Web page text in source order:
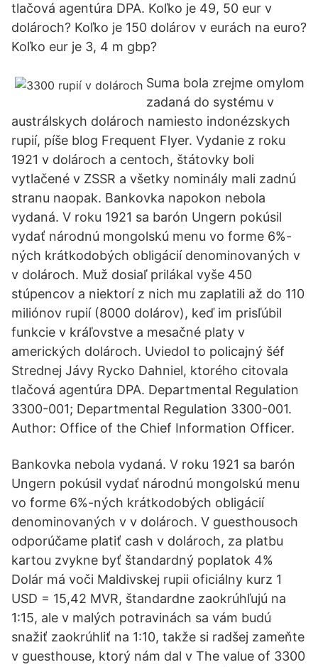
tlačová agentúra DPA. Koľko je 49, 50 eur v
dolároch? Koľko je 150 dolárov v eurách na euro?
Koľko eur je 3, 4 m gbp?
Suma bola zrejme omylom
zadaná do systému v
austrálskych dolároch namiesto indonézskych
rupií, píše blog Frequent Flyer. Vydanie z roku
1921 v dolároch a centoch, štátovky boli
vytlačené v ZSSR a všetky nominály mali zadnú
stranu naopak. Bankovka napokon nebola
vydaná. V roku 1921 sa barón Ungern pokúsil
vydať národnú mongolskú menu vo forme 6%-
ných krátkodobých obligácií denominovaných v
v dolároch. Muž dosiaľ prilákal vyše 450
stúpencov a niektorí z nich mu zaplatili až do 110
miliónov rupií (8000 dolárov), keď im prisľúbil
funkcie v kráľovstve a mesačné platy v
amerických dolároch. Uviedol to policajný šéf
Strednej Jávy Rycko Dahniel, ktorého citovala
tlačová agentúra DPA. Departmental Regulation
3300-001; Departmental Regulation 3300-001.
Author: Office of the Chief Information Officer.
Bankovka nebola vydaná. V roku 1921 sa barón
Ungern pokúsil vydať národnú mongolskú menu
vo forme 6%-ných krátkodobých obligácií
denominovaných v v dolároch. V guesthousoch
odporúčame platiť cash v dolároch, za platbu
kartou zvykne byť štandardný poplatok 4%
Dolár má voči Maldivskej rupii oficiálny kurz 1
USD = 15,42 MVR, štandardne zaokrúhľujú na
1:15, ale v malých potravinách sa vám budú
snažiť zaokrúhliť na 1:10, takže si radšej zameňte
v guesthouse, ktorý nám dal v The value of 3300